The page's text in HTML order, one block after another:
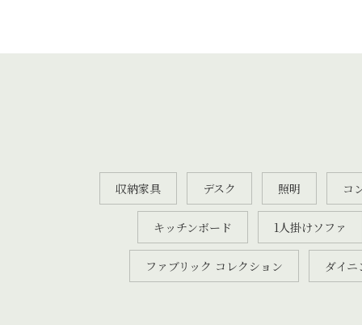
収納家具 デスク 照明 コ
キッチンボード 1人掛けソファ
ファブリック コレクション ダイニ